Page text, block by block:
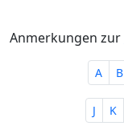
Anmerkungen zur
A B
J K